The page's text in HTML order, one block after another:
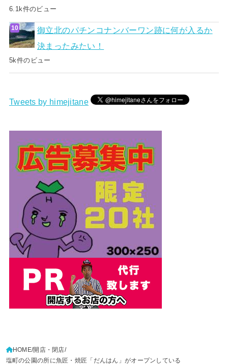
6.1k件のビュー
御立北のパチンコナンバーワン跡に何が入るか
決まったみたい！
5k件のビュー
Tweets by himejitane
HOME 開店・閉店
塩町の公園の所に魚匠・焼匠「だんはん」がオープンしている